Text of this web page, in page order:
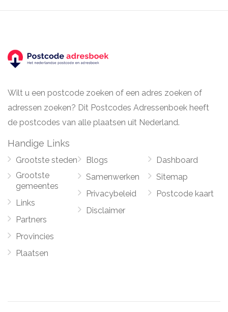
Wilt u een postcode zoeken of een adres zoeken of
adressen zoeken? Dit Postcodes Adressenboek heeft
de postcodes van alle plaatsen uit Nederland.
Handige Links
Grootste steden
Grootste
gemeentes
Links
Partners
Provincies
Plaatsen
Blogs
Samenwerken
Privacybeleid
Disclaimer
Dashboard
Sitemap
Postcode kaart